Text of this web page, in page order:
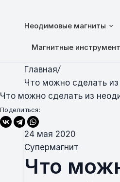
Неодимовые магниты
Магнитные
Главная/
Что можно сделать
Что можно сделать из
Поделиться:
24 мая 2020
Супермагнит
Что